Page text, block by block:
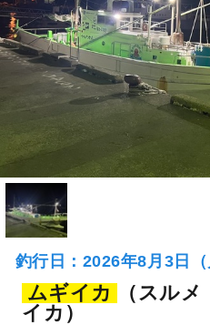
釣行日：2026年8月3日
ムギイカ
（スルメ
イカ）